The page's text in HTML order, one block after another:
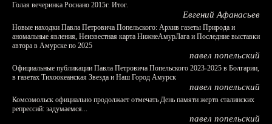
Голая вечеринка Роснано 2015г. Итог.
Евгений Афанасьев
Новые находки Павла Петровича Попельского: Архив газеты Природа и
аномальные явления, Неизвестная карта НижнеАмурЛага и Последние выставки
автора в Амурске по 2025
павел попельский
Официальные публикации Павла Петровича Попельского 2023-2025 в Болгарии,
в газетах Тихоокеанская Звезда и Наш Город Амурск
павел попельский
Комсомольск официально продолжает отмечать День памяти жертв сталинских
репрессий: задумаемся...
павел попельский